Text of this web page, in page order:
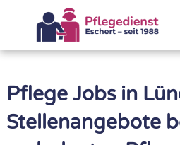
Pflege Jobs in
Stellenangebote